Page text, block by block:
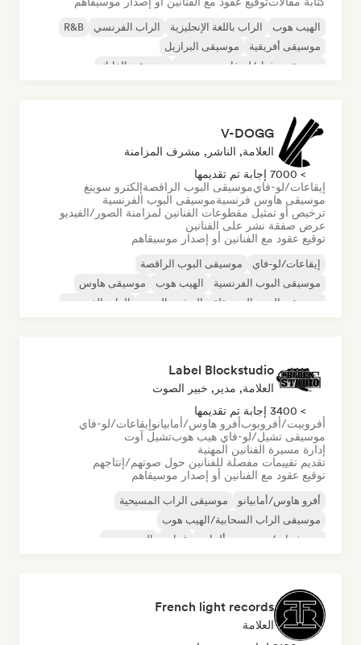
الهيب هوب الراب باللغة الإنجليزية الراب الفرنسي
R&B
موسيقى أفريقية
موسيقى البرازيل
موسيقى تشيل/لو-فاي هيب هوب
موسيقى الفانك
V-DOGG
العلامة, الناشر, مشرف المزامنة
> 7000 إجابة تم تقديمها
إيقاعات/لو-فايموسيقى البوب الراقصةإلكترو سوينغ
موسيقى هاوس فرنسيةموسيقى البوب الفرنسية
ترخيص أو تمثيل مقطوعات الفنانين لمزامنة الصور/الفيديو
عرض صفقة نشر على الفنانين
توقيع عقود مع الفنانين أو إصدار موسيقاهم
إيقاعات/لو-فاي
موسيقى البوب الراقصة
موسيقى البوب الفرنسية
الهيب هوب
موسيقى هاوس
موسيقى البوب المستقلة
المشهد الجديد الراب الفرنسي
Label Blockstudio
العلامة, مدير, خبير الصوت
> 3400 إجابة تم تقديمها
أفروبيت/أفروبوبأفرو هاوس/أمابيانوإيقاعات/لو-فاي
موسيقى تشيل/لو-فاي هيب هوبتشيل آوت
إدارة مسيرة الفنانين المهنية
تقديم تقييمات مفصلة للفنانين حول صوتهم/إنتاجهم
توقيع عقود مع الفنانين أو إصدار موسيقاهم
أفرو هاوس/أمابيانو
موسيقى الراب المسيحية
موسيقى الراب السحابية/الهيب هوب
ديوتشراب/هيب هوب ألماني
غرايم
الهيب هوب
French light records
العلامة